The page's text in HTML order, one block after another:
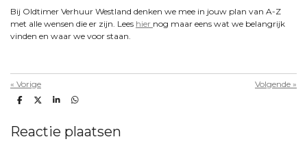
Bij Oldtimer Verhuur Westland denken we mee in jouw plan van A-Z
met alle wensen die er zijn. Lees hier nog maar eens wat we belangrijk
vinden en waar we voor staan.
« Vorige Volgende »
D
e
n
D
l
S
r
e
D
e
n
Reactie plaatsen